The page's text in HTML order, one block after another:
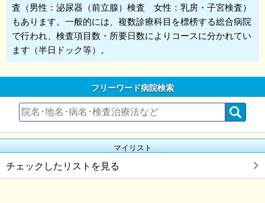
査（男性：泌尿器（前立腺）検査 女性：乳房・子宮検査）
もあります。一般的には、複数診療科目を標榜する総合病院
で行われ、検査項目数・所要日数によりコースに分かれてい
ます（半日ドック等）。
フリーワード病院検索
マイリスト
チェックしたリストを見る